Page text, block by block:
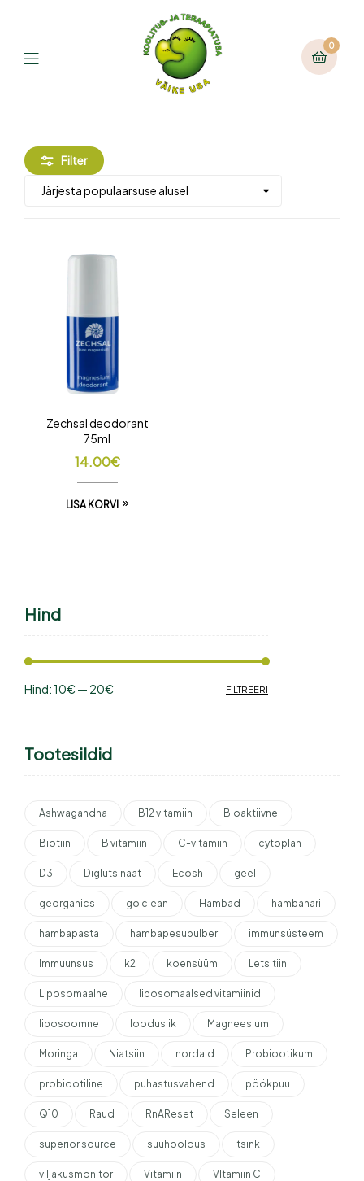
0
Filter
Zechsal deodorant
75ml
14.00€
LISA KORVI
Hind
FILTREERI
Hind:10€ — 20€
Tootesildid
Ashwagandha B12 vitamiin Bioaktiivne
Biotiin B vitamiin C-vitamiin cytoplan
D3 Diglütsinaat Ecosh geel
georganics go clean Hambad hambahari
hambapasta hambapesupulber immunsüsteem
Immuunsus k2 koensüüm Letsitiin
Liposomaalne liposomaalsed vitamiinid
liposoomne looduslik Magneesium
Moringa Niatsiin nordaid Probiootikum
probiootiline puhastusvahend pöökpuu
Q10 Raud RnAReset Seleen
superior source suuhooldus tsink
viljakusmonitor Vitamiin VItamiin C